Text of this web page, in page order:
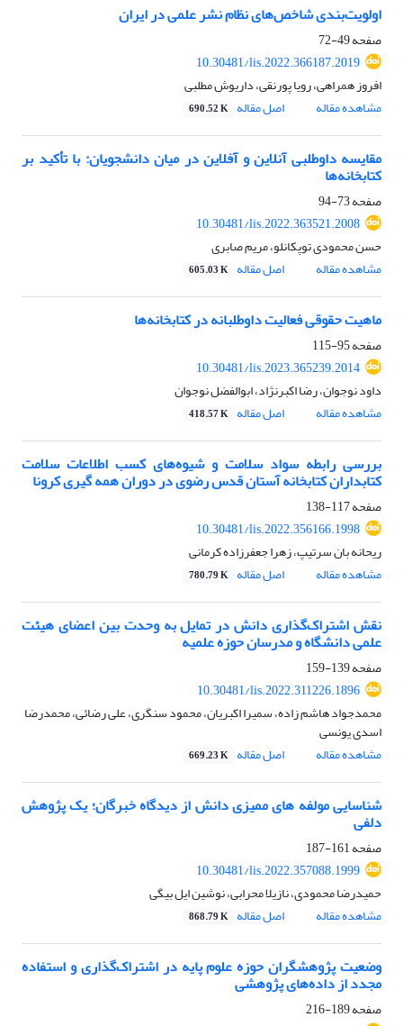
اولویت‌بندی شاخص‌های نظام نشر علمی در ایران
صفحه49-72
10.30481/lis.2022.366187.2019
افروز همراهی، رویا پورنقی، داریوش مطلبی
مشاهده مقاله
اصل مقاله 690.52 K
مقایسه داوطلبی آنلاین و آفلاین در میان دانشجویان: با تأکید بر
کتابخانه‌ها
صفحه73-94
10.30481/lis.2022.363521.2008
حسن محمودی توپکانلو، مریم صابری
مشاهده مقاله
اصل مقاله 605.03 K
ماهیت حقوقی فعالیت داوطلبانه در کتابخانه‌ها
صفحه95-115
10.30481/lis.2023.365239.2014
داود نوجوان، رضا اکبرنژاد، ابوالفضل نوجوان
مشاهده مقاله
اصل مقاله 418.57 K
بررسی رابطه سواد سلامت و شیو‌ه‌های کسب اطلاعات سلامت
کتابداران کتابخانه آستان قدس رضوی در دوران همه گیری کرونا
صفحه117-138
10.30481/lis.2022.356166.1998
ریحانه بان سرتیپ، زهرا جعفرزاده کرمانی
مشاهده مقاله
اصل مقاله 780.79 K
نقش اشتراک‌گذاری دانش در تمایل به وحدت بین اعضای هیئت
علمی دانشگاه و مدرسان حوزه علمیه
صفحه139-159
10.30481/lis.2022.311226.1896
محمدجواد هاشم زاده، سمیرا اکبریان، محمود سنگری، علی رضائی، محمدرضا
اسدی یونسی
مشاهده مقاله
اصل مقاله 669.23 K
شناسایی مولفه های ممیزی دانش از دیدگاه خبرگان؛ یک پژوهش
دلفی
صفحه161-187
10.30481/lis.2022.357088.1999
حمیدرضا محمودی، نازیلا محرابی، نوشین ایل بیگی
مشاهده مقاله
اصل مقاله 868.79 K
وضعیت پژوهشگران حوزه علوم پایه در اشتراک‌گذاری و استفاده
مجدد از داده‌های پژوهشی
صفحه189-216